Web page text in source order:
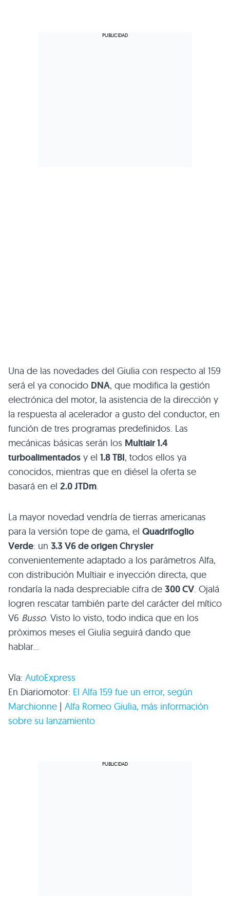
Una de las novedades del Giulia con respecto al 159
será el ya conocido DNA, que modifica la gestión
electrónica del motor, la asistencia de la dirección y
la respuesta al acelerador a gusto del conductor, en
función de tres programas predefinidos. Las
mecánicas básicas serán los Multiair 1.4
turboalimentados y el 1.8TBI, todos ellos ya
conocidos, mientras que en diésel la oferta se
basará en el 2.0 JTDm.
La mayor novedad vendría de tierras americanas
para la versión tope de gama, el Quadrifoglio
Verde: un 3.3 V6 de origen Chrysler
convenientemente adaptado a los parámetros Alfa,
con distribución Multiair e inyección directa, que
rondaría la nada despreciable cifra de 300 CV. Ojalá
logren rescatar también parte del carácter del mítico
V6 Busso. Visto lo visto, todo indica que en los
próximos meses el Giulia seguirá dando que
hablar…
Vía: AutoExpress
En Diariomotor: El Alfa 159 fue un error, según
Marchionne | Alfa Romeo Giulia, más información
sobre su lanzamiento